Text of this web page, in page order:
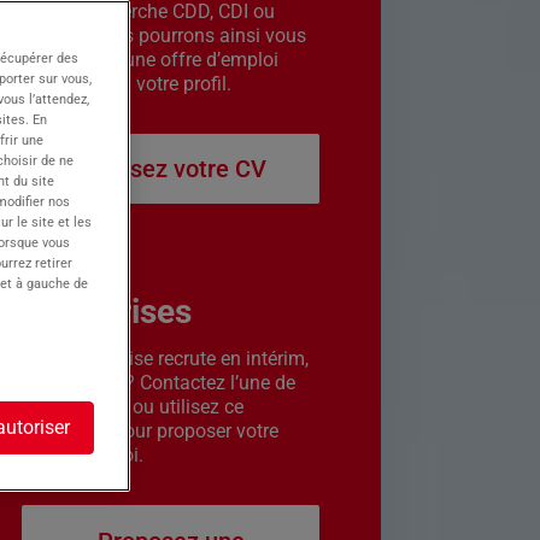
êtes en recherche CDD, CDI ou
intérim. Nous pourrons ainsi vous
contacter si une offre d’emploi
correspond à votre profil.
Déposez votre CV
Entreprises
Votre entreprise recrute en intérim,
CDD ou CDI ? Contactez l’une de
nos agences ou utilisez ce
formulaire pour proposer votre
offre d’emploi.
des
sur vous,
l’attendez,
En
une
de ne
du site
nos
le site et les
vous
retirer
à gauche de